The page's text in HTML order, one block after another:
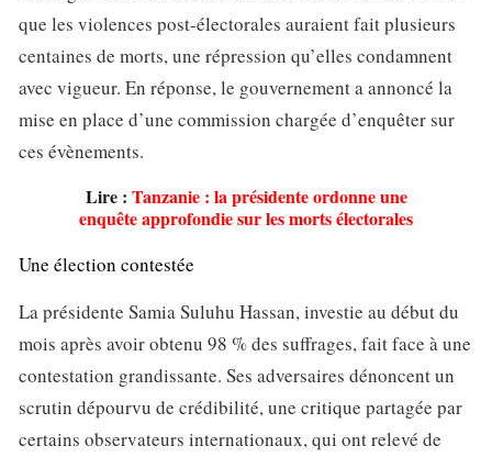
que les violences post-électorales auraient fait plusieurs
centaines de morts, une répression qu’elles condamnent
avec vigueur. En réponse, le gouvernement a annoncé la
mise en place d’une commission chargée d’enquêter sur
ces évènements.
Lire : Tanzanie : la présidente ordonne une
enquête approfondie sur les morts électorales
Une élection contestée
La présidente Samia Suluhu Hassan, investie au début du
mois après avoir obtenu 98 % des suffrages, fait face à une
contestation grandissante. Ses adversaires dénoncent un
scrutin dépourvu de crédibilité, une critique partagée par
certains observateurs internationaux, qui ont relevé de